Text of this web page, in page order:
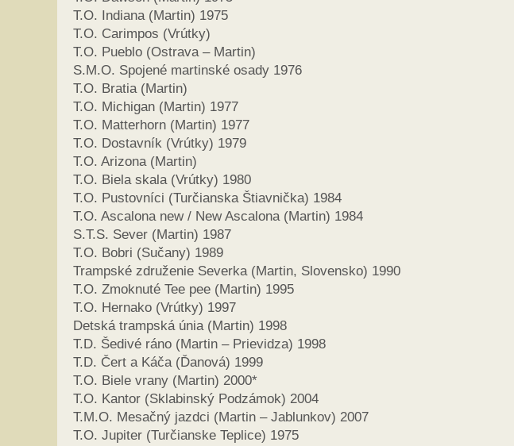
T.O. Indiana (Martin) 1975
T.O. Carimpos (Vrútky)
T.O. Pueblo (Ostrava – Martin)
S.M.O. Spojené martinské osady 1976
T.O. Bratia (Martin)
T.O. Michigan (Martin) 1977
T.O. Matterhorn (Martin) 1977
T.O. Dostavník (Vrútky) 1979
T.O. Arizona (Martin)
T.O. Biela skala (Vrútky) 1980
T.O. Pustovníci (Turčianska Štiavnička) 1984
T.O. Ascalona new / New Ascalona (Martin) 1984
S.T.S. Sever (Martin) 1987
T.O. Bobri (Sučany) 1989
Trampské združenie Severka (Martin, Slovensko) 1990
T.O. Zmoknuté Tee pee (Martin) 1995
T.O. Hernako (Vrútky) 1997
Detská trampská únia (Martin) 1998
T.D. Šedivé ráno (Martin – Prievidza) 1998
T.D. Čert a Káča (Ďanová) 1999
T.O. Biele vrany (Martin) 2000*
T.O. Kantor (Sklabinský Podzámok) 2004
T.M.O. Mesačný jazdci (Martin – Jablunkov) 2007
T.O. Jupiter (Turčianske Teplice) 1975